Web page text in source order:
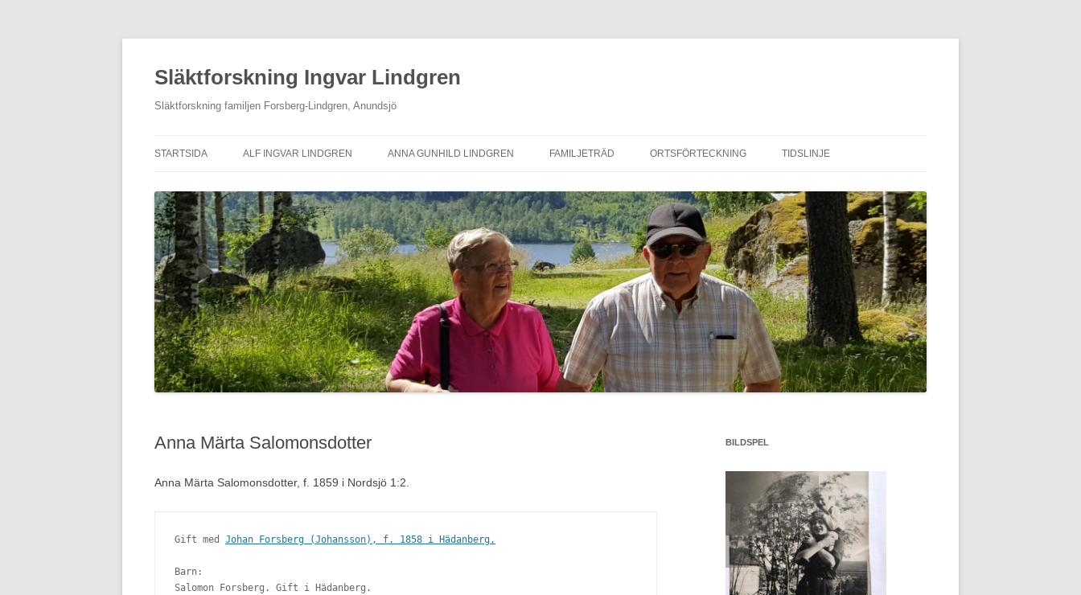
Släktforskning Ingvar Lindgren
Släktforskning familjen Forsberg-Lindgren, Anundsjö
STARTSIDA
KONTAKTA OSS
GALLERI
ALF INGVAR LINDGREN
AV LEVI JOHANSSON
ANNA GUNHILD LINDGREN FAMILJETRÄD
PERSONREGISTER
ORTSFÖRTECKNING TIDSLINJE
EN BILD BERÄTTAR
TRAGEDIN I AGNSJÖN
TBC
KONDUKTÖR
KRIGSTIDER MELLANSEL
DET BRINNER!
Anna Märta Salomonsdotter
Anna Märta Salomonsdotter, f. 1859 i Nordsjö 1:2.
Gift med Johan Forsberg (Johansson), f. 1858 i Hädanberg.
Barn:
Salomon Forsberg. Gift i Hädanberg.
BILDSPEL